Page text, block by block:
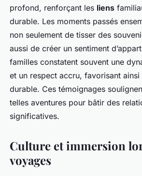
profond, renforçant les liens
durable. Les moments passés
non seulement de tisser des
aussi de créer un sentiment
familles constatent souvent une
et un respect accru, favorisant ainsi
durable. Ces témoignages
telles aventures pour bâtir des
significatives.
Culture et immersion
voyages